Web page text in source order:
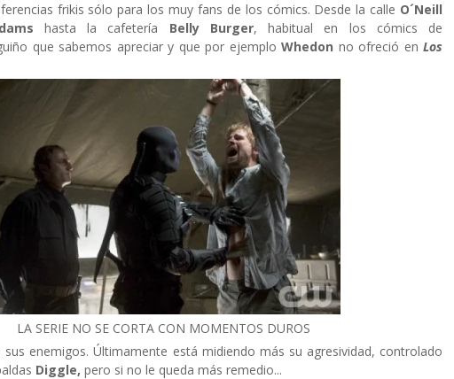
frikis sólo para los muy fans de los cómics. Desde la calle O´Neill
hasta la cafetería Belly Burger, habitual en los cómics de
que sabemos apreciar y que por ejemplo Whedon no ofreció en Los
LA SERIE NO SE CORTA CON MOMENTOS DUROS
sus enemigos. Últimamente está midiendo más su agresividad, controlado
Diggle, pero si no le queda más remedio...